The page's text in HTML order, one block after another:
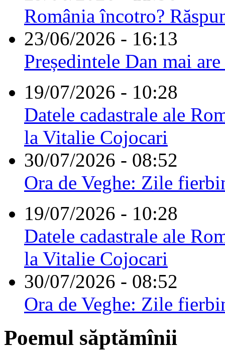
România încotro?
23/06/2026 - 16:13
Președintele Dan mai
19/07/2026 - 10:28
Datele cadastrale ale
la Vitalie Cojocari
30/07/2026 - 08:52
Ora de Veghe: Zile
19/07/2026 - 10:28
Datele cadastrale ale
la Vitalie Cojocari
30/07/2026 - 08:52
Ora de Veghe: Zile
Poemul săptămînii